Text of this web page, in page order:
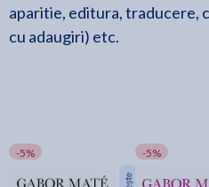
aparitie, editura, traducere,
cu adaugiri) etc.
-5% -5%